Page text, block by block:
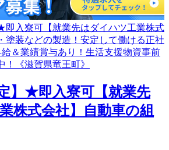
】★即入寮可【就業先
株式会社】自動車の組